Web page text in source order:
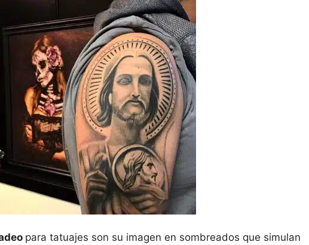
para tatuajes son su imagen en sombreados que simulan